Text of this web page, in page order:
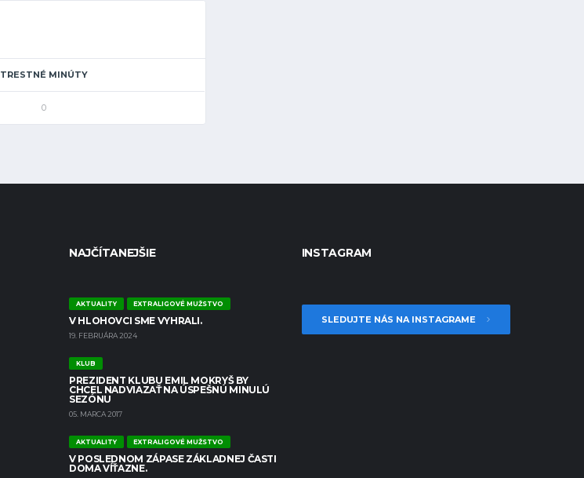
TRESTNÉ MINÚTY
0
NAJČÍTANEJŠIE
AKTUALITY EXTRALIGOVÉ MUŽSTVO
V HLOHOVCI SME VYHRALI.
19. FEBRUÁRA 2024
KLUB
PREZIDENT KLUBU EMIL MOKRYŠ BY
CHCEL NADVIAZAŤ NA ÚSPEŠNÚ MINULÚ
SEZÓNU
05. MARCA 2017
AKTUALITY EXTRALIGOVÉ MUŽSTVO
V POSLEDNOM ZÁPASE ZÁKLADNEJ ČASTI
DOMA VÍŤAZNE.
INSTAGRAM
SLEDUJTE NÁS NA INSTAGRAME